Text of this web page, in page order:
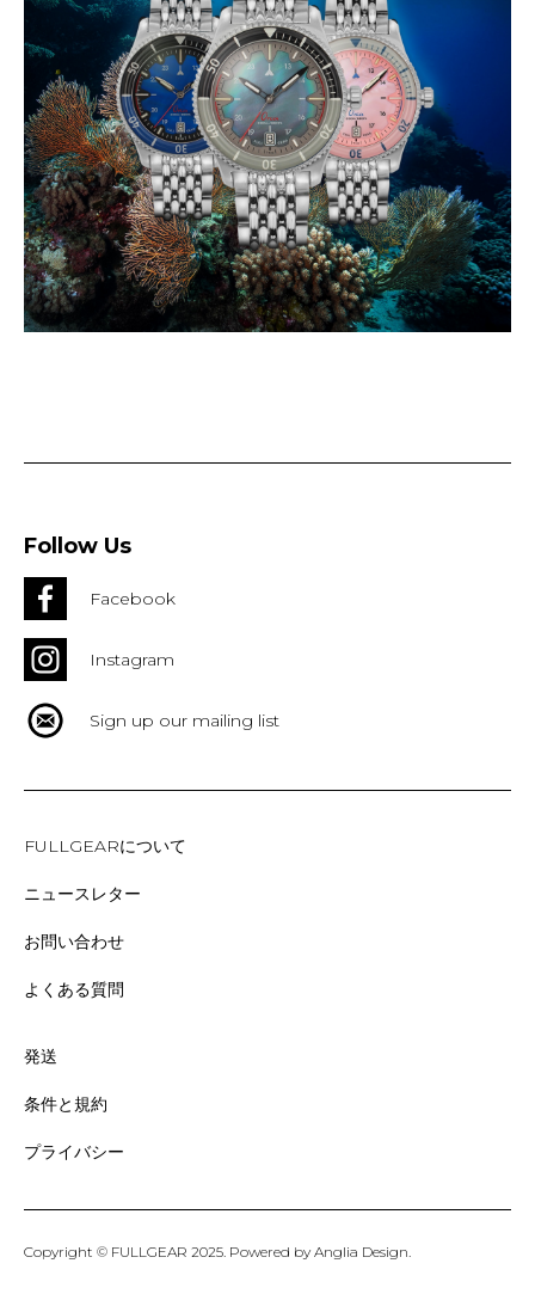
Follow Us
Facebook
Instagram
Sign up our mailing list
FULLGEARについて
ニュースレター
お問い合わせ
よくある質問
発送
条件と規約
プライバシー
Copyright © FULLGEAR 2025. Powered by Anglia Design